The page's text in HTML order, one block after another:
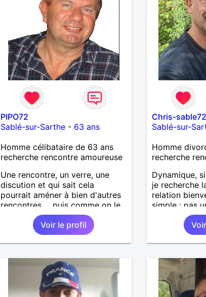
PIPO72
Sablé-sur-Sarthe- 63 ans
Homme célibataire de 63 ans
recherche rencontre amoureuse
Une rencontre, un verre, une
discution et qui sait cela
pourrait améner à bien d'autres
rencontres ... puis comme on le
dit "plus si affinités" pour, et
consommer sans modération ...
Voir le profil
Chris-sable72
Sablé-sur-
Homme
recherche
Dynamique,
je recherche
relation
simple ; pas
combler un
vivre,
les soirées
balades et
cinéma, lire,
cocooner...
trois enfants